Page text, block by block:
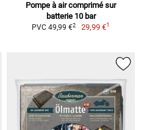
Pompe à air comprimé sur
batterie 10 bar
PVC 49,99 €2 29,99 €1